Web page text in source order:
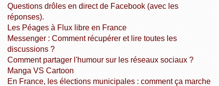
Questions drôles en direct de Facebook (avec les
réponses).
Les Péages à Flux libre en France
Messenger : Comment récupérer et lire toutes les
discussions ?
Comment partager l'humour sur les réseaux sociaux ?
Manga VS Cartoon
En France, les élections municipales : comment ça marche